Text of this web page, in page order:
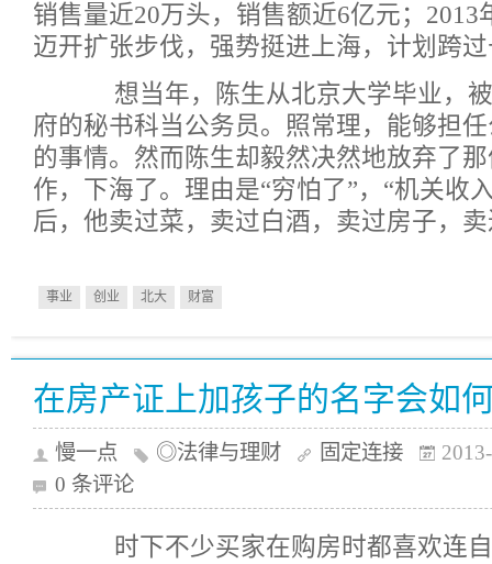
销售量近20万头，销售额近6亿元；2013
迈开扩张步伐，强势挺进上海，计划跨
想当年，陈生从北京大学毕业，被
府的秘书科当公务员。照常理，能够担
的事情。然而陈生却毅然决然地放弃了
作，下海了。理由是“穷怕了”，“机关收
后，他卖过菜，卖过白酒，卖过房子，
事业 创业 北大 财富
在房产证上加孩子的名字会如
慢一点 ◎法律与理财 固定连接
0 条评论
时下不少买家在购房时都喜欢连自